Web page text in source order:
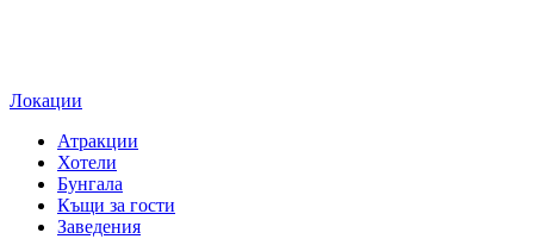
Локации
Атракции
Хотели
Бунгала
Къщи за гости
Заведения